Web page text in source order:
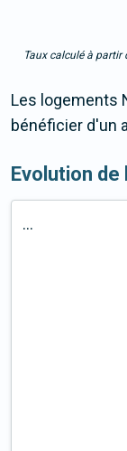
Taux calculé à partir
Les logements
bénéficier d'un
Evolution
...